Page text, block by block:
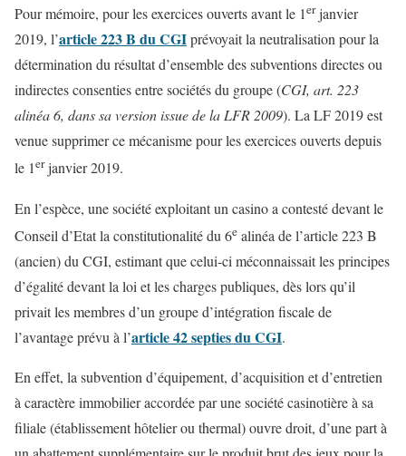
Pour mémoire, pour les exercices ouverts avant le 1erjanvier
2019, l’article 223 B du CGIprévoyait la neutralisation pour la
détermination du résultat d’ensemble des subventions directes ou
indirectes consenties entre sociétés du groupe (CGI, art. 223
alinéa 6, dans sa version issue de la LFR 2009). La LF 2019 est
venue supprimer ce mécanisme pour les exercices ouverts depuis
le 1erjanvier 2019.
En l’espèce, une société exploitant un casino a contesté devant le
Conseil d’Etat la constitutionalité du 6e alinéa de l’article 223 B
(ancien) du CGI, estimant que celui-ci méconnaissait les principes
d’égalité devant la loi et les charges publiques, dès lors qu’il
privait les membres d’un groupe d’intégration fiscale de
l’avantage prévu à l’article 42 septies du CGI.
En effet, la subvention d’équipement, d’acquisition et d’entretien
à caractère immobilier accordée par une société casinotière à sa
filiale (établissement hôtelier ou thermal) ouvre droit, d’une part à